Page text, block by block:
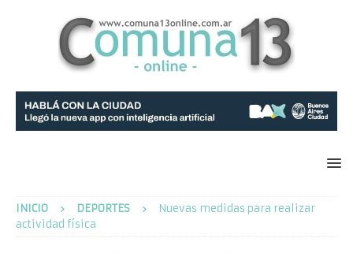
INICIO DEPORTES
Nuevas medidas para realizar
actividad física